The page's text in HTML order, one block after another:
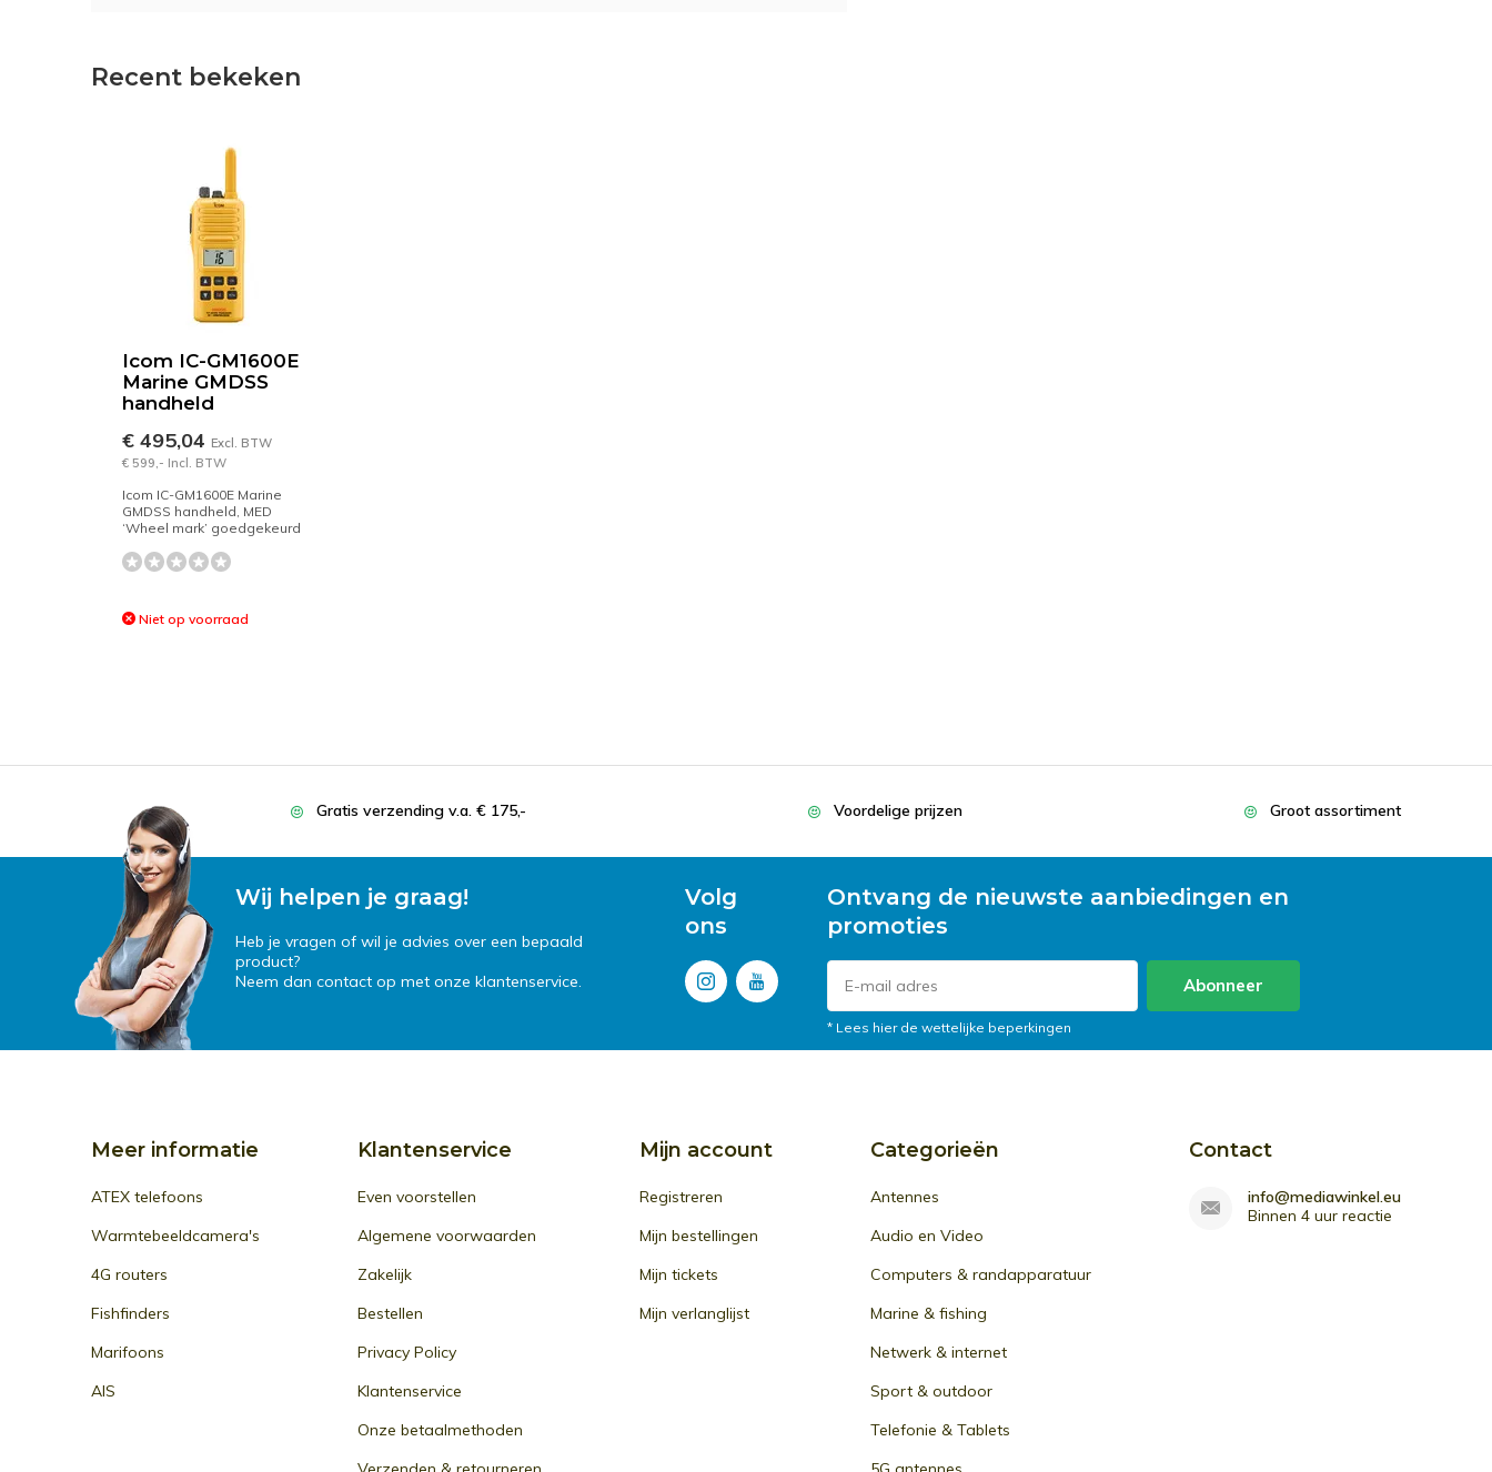
Recent bekeken
Icom IC-GM1600E
Marine GMDSS
handheld
€ 495,04 Excl. BTW
€ 599,- Incl. BTW
Icom IC-GM1600E Marine
GMDSS handheld, MED
‘Wheel mark’ goedgekeurd
Niet op voorraad
Gratis verzending v.a. € 175,- Voordelige prijzen Groot assortiment
Wij helpen je graag!
Heb je vragen of wil je advies over een bepaald
product?
Neem dan contact op met onze klantenservice.
Volg
ons
Ontvang de nieuwste aanbiedingen en
promoties
Abonneer
* Lees hier de wettelijke beperkingen
Meer informatie
ATEX telefoons
Warmtebeeldcamera's
4G routers
Fishfinders
Marifoons
AIS
Klantenservice
Even voorstellen
Algemene voorwaarden
Zakelijk
Bestellen
Privacy Policy
Klantenservice
Onze betaalmethoden
Mijn account
Registreren
Mijn bestellingen
Mijn tickets
Mijn verlanglijst
Categorieën
Antennes
Audio en Video
Computers & randapparatuur
Marine & fishing
Netwerk & internet
Sport & outdoor
Telefonie & Tablets
Contact
info@mediawinkel.eu
Binnen 4 uur reactie